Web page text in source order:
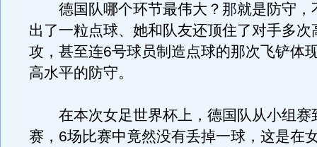
德国队哪个环节最伟大？那就是防守，
出了一粒点球、她和队友还顶住了对手多次
攻，甚至连6号球员制造点球的那次飞铲体
高水平的防守。
在本次女足世界杯上，德国队从小组赛
赛，6场比赛中竟然没有丢掉一球，这是在